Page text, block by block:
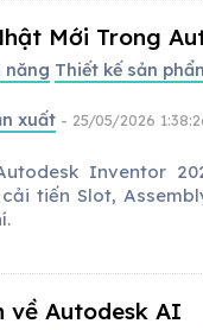
Mới Trong
năng Thiết kế sản
xuất - 25/05/2026
Inventor
cải tiến Slot,
về Autodesk AI